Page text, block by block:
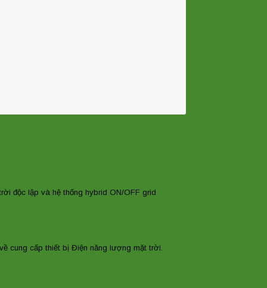
độc lập và hệ thống hybrid ON/OFF grid
cung cấp thiết bị Điện năng lượng mặt trời.